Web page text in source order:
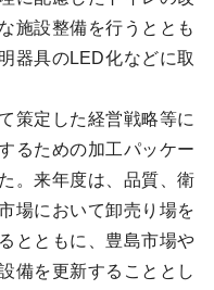
施設整備を行うととも
器具のLED化などに取
策定した経営戦略等に
るための加工パッケー
。来年度は、品質、衛
場において卸売り場を
とともに、豊島市場や
備を更新することとし